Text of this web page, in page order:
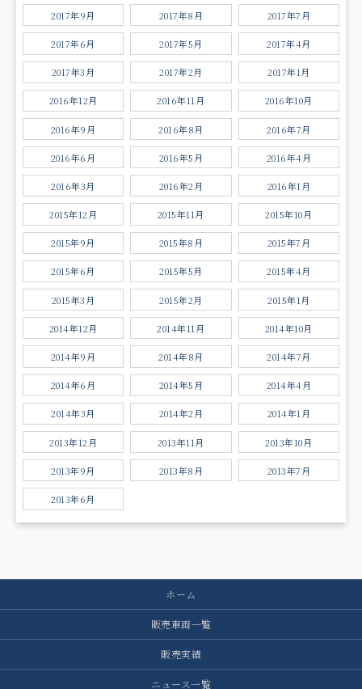
2017年9月 2017年8月 2017年7月
2017年6月 2017年5月 2017年4月
2017年3月 2017年2月 2017年1月
2016年12月 2016年11月 2016年10月
2016年9月 2016年8月 2016年7月
2016年6月 2016年5月 2016年4月
2016年3月 2016年2月 2016年1月
2015年12月 2015年11月 2015年10月
2015年9月 2015年8月 2015年7月
2015年6月 2015年5月 2015年4月
2015年3月 2015年2月 2015年1月
2014年12月 2014年11月 2014年10月
2014年9月 2014年8月 2014年7月
2014年6月 2014年5月 2014年4月
2014年3月 2014年2月 2014年1月
2013年12月 2013年11月 2013年10月
2013年9月 2013年8月 2013年7月
2013年6月
ホーム
販売車両一覧
販売実績
ニュース一覧